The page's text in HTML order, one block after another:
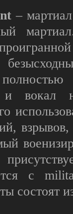
–
мартиал.
и вокал
с
состоят